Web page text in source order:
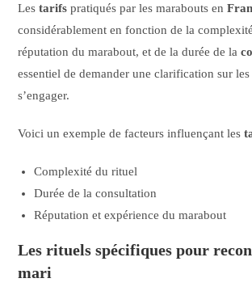
Lestarifs pratiqués par les marabouts en
considérablement en fonction de la
réputation du marabout, et de la durée de la
essentiel de demander une clarification sur
s’engager.
Voici un exemple de facteurs influençant les
Complexité du rituel
Durée de la consultation
Réputation et expérience du marabout
Les rituels spécifiques pour
mari